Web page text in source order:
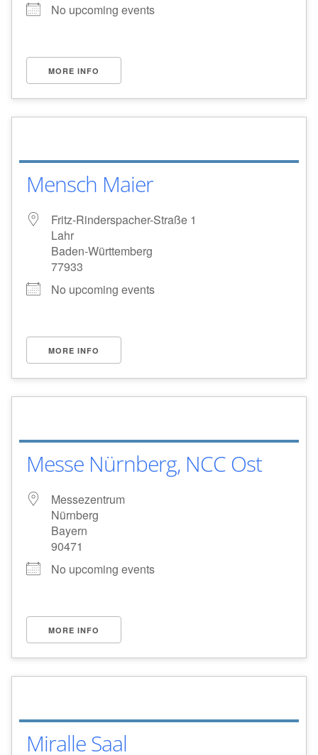
No upcoming events
MORE INFO
Mensch Maier
Fritz-Rinderspacher-Straße 1
Lahr
Baden-Württemberg
77933
No upcoming events
MORE INFO
Messe Nürnberg, NCC Ost
Messezentrum
Nürnberg
Bayern
90471
No upcoming events
MORE INFO
Miralle Saal